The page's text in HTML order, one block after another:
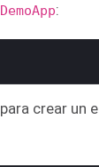
:
crear un